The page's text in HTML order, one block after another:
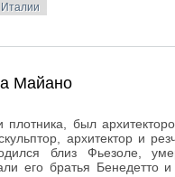
Италии
Майано
был
архитектор и
близ Фьезоле,
его братья